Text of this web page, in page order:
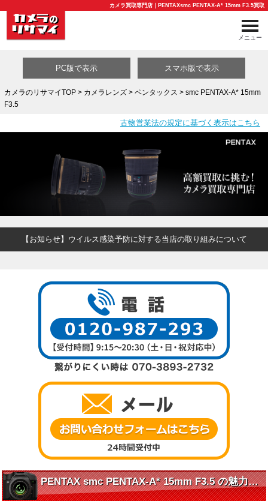
カメラ買取専門店｜PENTAXsmc PENTAX-A* 15mm F3.5買取
メニュー
PC版で表示 スマホ版で表示
カメラのリサマイTOP> カメラレンズ> ペンタックス > smc PENTAX-A* 15mm
F3.5
古物営業法の規定に基づく表示はこちら
【お知らせ】ウイルス感染予防に対する当店の取り組みについて
PENTAX smc PENTAX-A* 15mm F3.5 の魅力に迫る